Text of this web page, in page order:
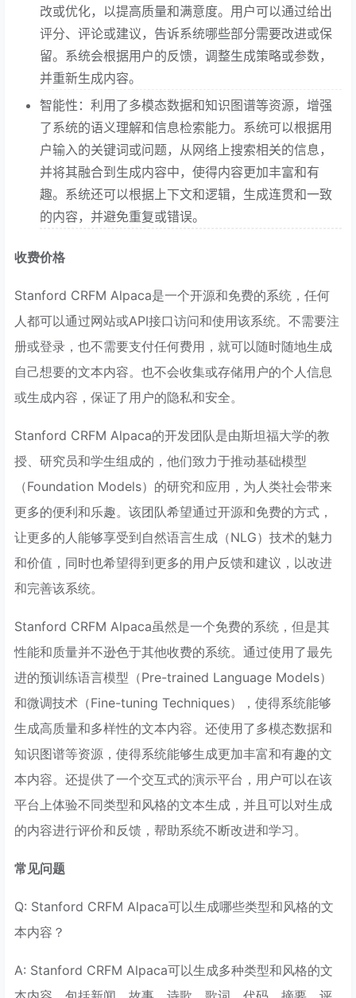
改或优化，以提高质量和满意度。用户可以通过给出
评分、评论或建议，告诉系统哪些部分需要改进或保
留。系统会根据用户的反馈，调整生成策略或参数，
并重新生成内容。
智能性：利用了多模态数据和知识图谱等资源，增强
了系统的语义理解和信息检索能力。系统可以根据用
户输入的关键词或问题，从网络上搜索相关的信息，
并将其融合到生成内容中，使得内容更加丰富和有
趣。系统还可以根据上下文和逻辑，生成连贯和一致
的内容，并避免重复或错误。
收费价格
Stanford CRFM Alpaca是一个开源和免费的系统，任何
人都可以通过网站或API接口访问和使用该系统。不需要注
册或登录，也不需要支付任何费用，就可以随时随地生成
自己想要的文本内容。也不会收集或存储用户的个人信息
或生成内容，保证了用户的隐私和安全。
Stanford CRFM Alpaca的开发团队是由斯坦福大学的教
授、研究员和学生组成的，他们致力于推动基础模型
（Foundation Models）的研究和应用，为人类社会带来
更多的便利和乐趣。该团队希望通过开源和免费的方式，
让更多的人能够享受到自然语言生成（NLG）技术的魅力
和价值，同时也希望得到更多的用户反馈和建议，以改进
和完善该系统。
Stanford CRFM Alpaca虽然是一个免费的系统，但是其
性能和质量并不逊色于其他收费的系统。通过使用了最先
进的预训练语言模型（Pre-trained Language Models）
和微调技术（Fine-tuning Techniques），使得系统能够
生成高质量和多样性的文本内容。还使用了多模态数据和
知识图谱等资源，使得系统能够生成更加丰富和有趣的文
本内容。还提供了一个交互式的演示平台，用户可以在该
平台上体验不同类型和风格的文本生成，并且可以对生成
的内容进行评价和反馈，帮助系统不断改进和学习。
常见问题
Q: Stanford CRFM Alpaca可以生成哪些类型和风格的文
本内容？
A: Stanford CRFM Alpaca可以生成多种类型和风格的文